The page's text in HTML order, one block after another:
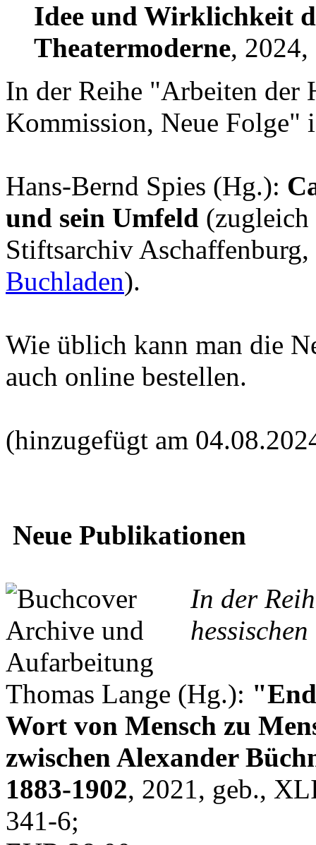
Idee und Wirklichkeit
Theatermoderne,
In der Reihe "Arbeiten der
Kommission, Neue Folge"
Hans-Bernd Spies (Hg.):
und sein Umfeld
Stiftsarchiv
Buchladen).
Wie üblich kann man die
auch online bestellen.
(hinzugefügt am
Neue Publikationen
In der
Thomas Lange (Hg.):
Wort von Mensch zu
zwischen Alexander
1883-1902, 2021, geb.,
341-6;